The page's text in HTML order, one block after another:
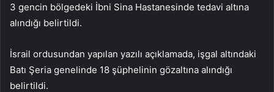
3 gencin bölgedeki İbni Sina Hastanesinde tedavi altına
alındığı belirtildi.
İsrail ordusundan yapılan yazılı açıklamada, işgal altındaki
Batı Şeria genelinde 18 şüphelinin gözaltına alındığı
belirtildi.